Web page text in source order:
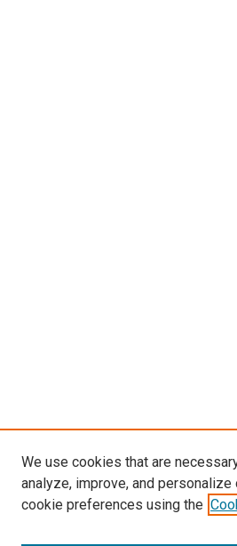
We use cookies that are
analyze, improve, and personalize
cookie preferences using the